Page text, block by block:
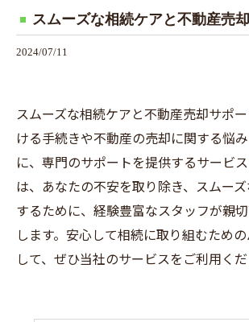
スムーズな相続ケアと不動産売
2024/07/11
スムーズな相続ケアと不動産売却サポ
ける手続きや不動産の売却に関する悩
に、専門のサポートを提供するサービ
は、あなたの不安を取り除き、スムー
するために、経験豊富なスタッフが親
します。安心して相続に取り組むため
して、ぜひ当社のサービスをご利用くだ